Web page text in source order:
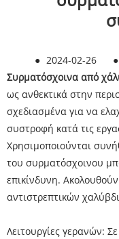
● 2024-02-26 ●
Συρματόσχοινα από
ως ανθεκτικά στην
σχεδιασμένα για να
συστροφή κατά τις
Χρησιμοποιούνται
του συρματόσχοινου
επικίνδυνη.
αντιστρεπτικών
Λειτουργίες γερανών: